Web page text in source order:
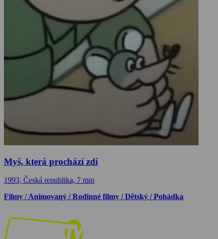
Myš, která prochází zdí
1993, Česká republika, 7 min
Filmy / Animovaný / Rodinné filmy / Dětský / Pohádka